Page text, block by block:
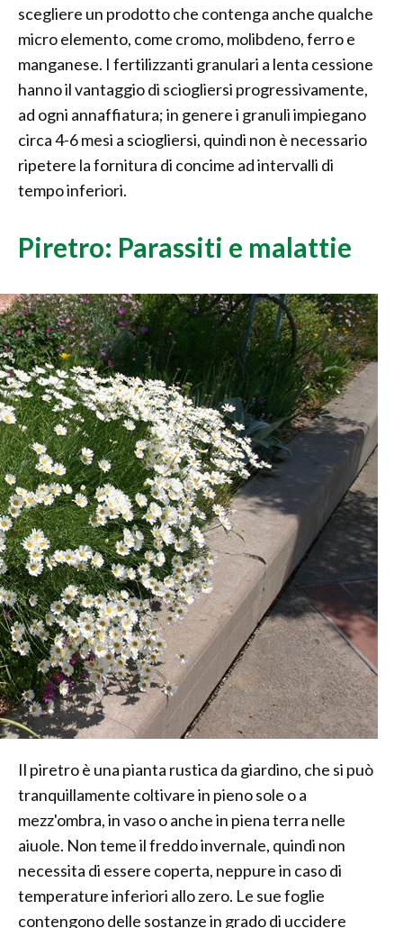
scegliere un prodotto che contenga anche qualche
micro elemento, come cromo, molibdeno, ferro e
manganese. I fertilizzanti granulari a lenta cessione
hanno il vantaggio di sciogliersi progressivamente,
ad ogni annaffiatura; in genere i granuli impiegano
circa 4-6 mesi a sciogliersi, quindi non è necessario
ripetere la fornitura di concime ad intervalli di
tempo inferiori.
Piretro: Parassiti e malattie
Il piretro è una pianta rustica da giardino, che si può
tranquillamente coltivare in pieno sole o a
mezz'ombra, in vaso o anche in piena terra nelle
aiuole. Non teme il freddo invernale, quindi non
necessita di essere coperta, neppure in caso di
temperature inferiori allo zero. Le sue foglie
contengono delle sostanze in grado di uccidere